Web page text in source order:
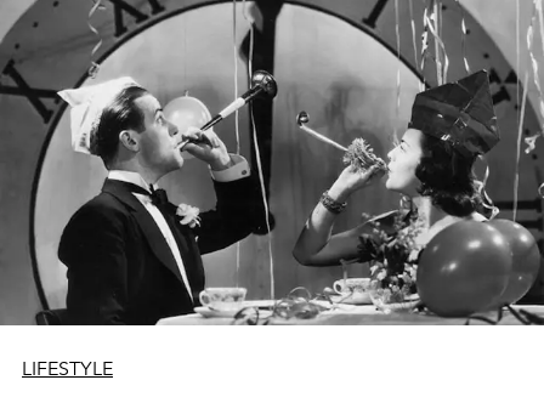
LIFESTYLE